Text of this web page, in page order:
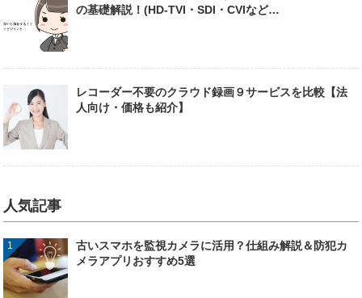
の基礎解説！(HD-TVI・SDI・CVIなど…
レコーダー不要のクラウド録画９サービスを比較【法
人向け・価格も紹介】
人気記事
古いスマホを監視カメラに活用？仕組み解説＆防犯カ
メラアプリおすすめ5選